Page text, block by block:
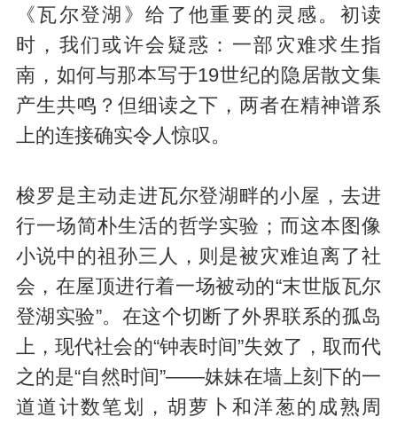
《瓦尔登湖》给了他重要的灵感。初读
时，我们或许会疑惑：一部灾难求生指
南，如何与那本写于19世纪的隐居散文集
产生共鸣？但细读之下，两者在精神谱系
上的连接确实令人惊叹。
梭罗是主动走进瓦尔登湖畔的小屋，去进
行一场简朴生活的哲学实验；而这本图像
小说中的祖孙三人，则是被灾难迫离了社
会，在屋顶进行着一场被动的“末世版瓦尔
登湖实验”。在这个切断了外界联系的孤岛
上，现代社会的“钟表时间”失效了，取而代
之的是“自然时间”——妹妹在墙上刻下的一
道道计数笔划，胡萝卜和洋葱的成熟周